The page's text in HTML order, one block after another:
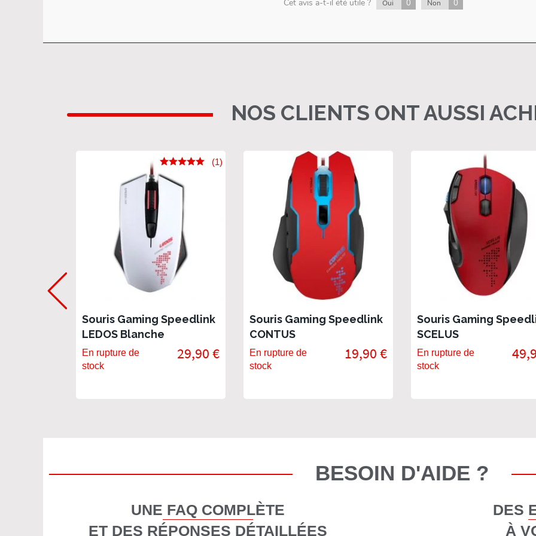
Cet avis a-t-il été utile ? Oui 0 Non 0
NOS CLIENTS ONT AUSSI
Souris Gaming Speedlink
LEDOS Blanche
(1)
En rupture de
stock
29,90 €
Souris Gaming Speedlink
CONTUS
En rupture de
stock
19,90 €
Souris Gaming
SCELUS
En rupture de
stock
BESOIN D'AIDE ?
UNE FAQ COMPLÈTE
ET DES RÉPONSES DÉTAILLÉES
DES
À